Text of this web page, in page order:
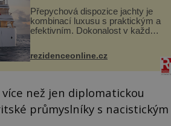
Přepychová dispozice jachty je
kombinací luxusu s praktickým a
efektivním. Dokonalost v každém
paluby. Monacký přístav nabízí
každoročn...
rezidenceonline.cz
než jen diplomatickou
průmyslníky s nacistickým